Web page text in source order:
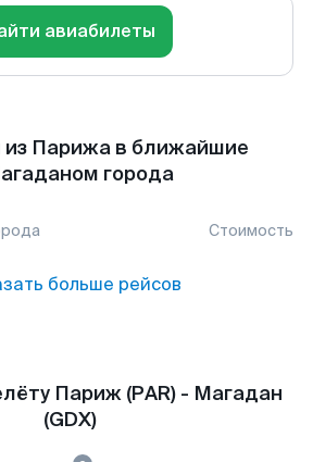
авиабилеты
из Парижа в ближайшие
города
Стоимость
больше рейсов
Париж (PAR) - Магадан
(GDX)